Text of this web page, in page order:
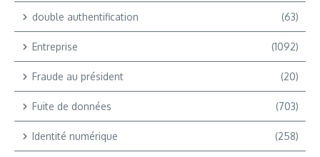
double authentification (63)
Entreprise (1092)
Fraude au président (20)
Fuite de données (703)
Identité numérique (258)